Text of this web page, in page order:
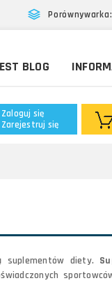
Porównywarka:
BLOG
Zaloguj się
Zarejestruj się
diety.